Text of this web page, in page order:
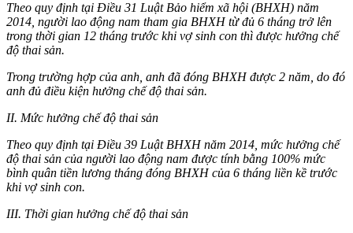
Theo quy định tại Điều 31 Luật Bảo hiểm xã hội (BHXH) năm
2014, người lao động nam tham gia BHXH từ đủ 6 tháng trở lên
trong thời gian 12 tháng trước khi vợ sinh con thì được hưởng chế
độ thai sản.
Trong trường hợp của anh, anh đã đóng BHXH được 2 năm, do đó
anh đủ điều kiện hưởng chế độ thai sản.
II. Mức hưởng chế độ thai sản
Theo quy định tại Điều 39 Luật BHXH năm 2014, mức hưởng chế
độ thai sản của người lao động nam được tính bằng 100% mức
bình quân tiền lương tháng đóng BHXH của 6 tháng liền kề trước
khi vợ sinh con.
III. Thời gian hưởng chế độ thai sản